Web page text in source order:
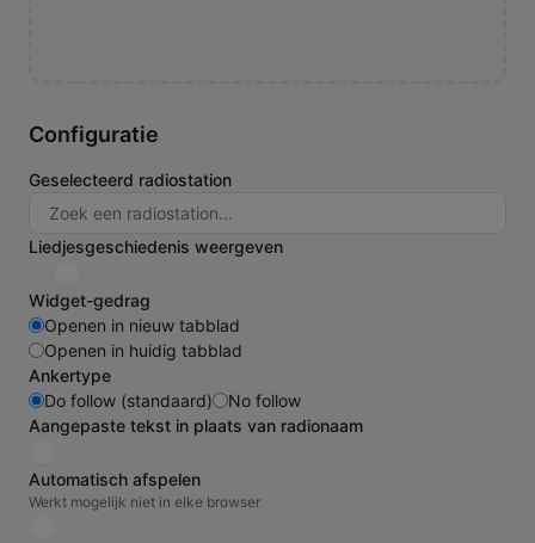
Configuratie
Geselecteerd radiostation
Liedjesgeschiedenis weergeven
Widget-gedrag
Openen in nieuw tabblad
Openen in huidig tabblad
Ankertype
Do follow (standaard)
No follow
Aangepaste tekst in plaats van radionaam
Automatisch afspelen
Werkt mogelijk niet in elke browser